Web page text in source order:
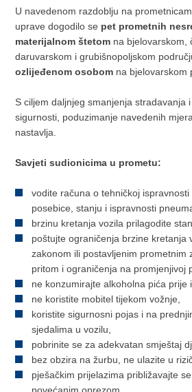
U navedenom razdoblju na
uprave dogodilo se pet prometnih
materijalnom štetom na bjelovarskom,
daruvarskom i grubišnopoljskom
ozlijeđenom osobom na bjelovarskom
S ciljem daljnjeg smanjenja stradavanja
sigurnosti, poduzimanje navedenih
nastavlja.
Savjeti sudionicima u prometu:
vodite računa o tehničkoj ispravnosti
posebice, stanju i ispravnosti
brzinu kretanja vozila prilagodite
poštujte ograničenja brzine kretanja
zakonom ili postavljenim prometnim
pritom i ograničenja na promjenjivoj
ne konzumirajte alkoholna pića prije
ne koristite mobitel tijekom vožnje,
koristite sigurnosni pojas i na
sjedalima u vozilu,
pobrinite se za adekvatan smještaj
bez obzira na žurbu, ne ulazite u
pješačkim prijelazima približavajte